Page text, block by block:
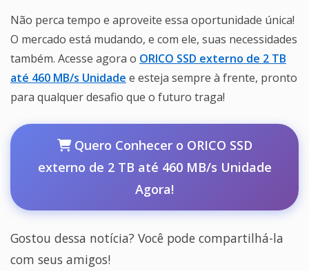
Não perca tempo e aproveite essa oportunidade única!
O mercado está mudando, e com ele, suas necessidades
também. Acesse agora o ORICO SSD externo de 2 TB
até 460 MB/s Unidade e esteja sempre à frente, pronto
para qualquer desafio que o futuro traga!
Quero Conhecer o ORICO SSD
externo de 2 TB até 460 MB/s Unidade
Agora!
Gostou dessa notícia? Você pode compartilhá-la
com seus amigos!